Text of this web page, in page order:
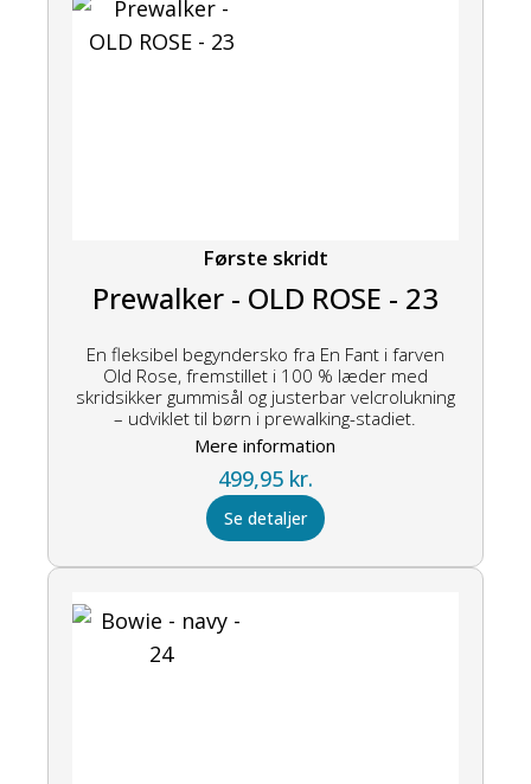
Første skridt
Prewalker - OLD ROSE - 23
En fleksibel begyndersko fra En Fant i farven
Old Rose, fremstillet i 100 % læder med
skridsikker gummisål og justerbar velcrolukning
– udviklet til børn i prewalking-stadiet.
499,95 kr.
Se detaljer
Mere information